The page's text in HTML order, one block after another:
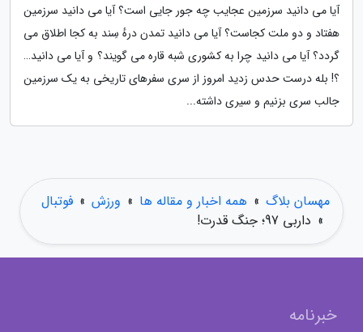
آیا می دانید سرزمین عجایب چه جور جایی است؟ آیا می دانید سرزمین
هفتاد و دو ملت کجاست؟ آیا می دانید تمدن درهٔ سِند به کجا اطلاق می
گردد؟ آیا می دانید چرا به کشوری شبه قاره می گویند؟ و آیا می دانید…
؟! بله درست حدس زدید امروز از سری سفرهای تاریخی به یک سرزمین
جالب سری بزنیم و سیری داشته...
مهسان بلاگ » همه اخبار و مقاله ها » ورزش » فوتبال
» داربی 97؛ جنگ قدرت!
خبرنامه